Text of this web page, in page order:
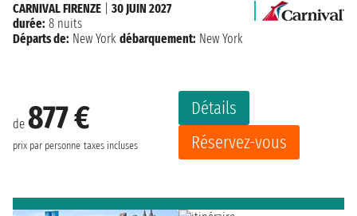
de 877 €
prix par personne taxes incluses
Détails
Réservez-vous
CARNIVAL FIRENZE
30 JUIN 2027
durée: 8 nuits
Départs de: New York débarquement: New York